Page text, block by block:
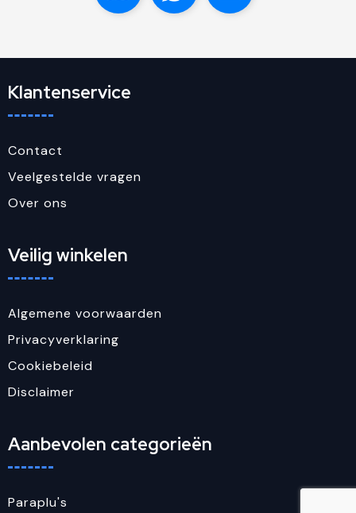
Klantenservice
Contact
Veelgestelde vragen
Over ons
Veilig winkelen
Algemene voorwaarden
Privacyverklaring
Cookiebeleid
Disclaimer
Aanbevolen categorieën
Paraplu's